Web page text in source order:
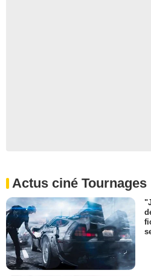
Actus ciné Tournages